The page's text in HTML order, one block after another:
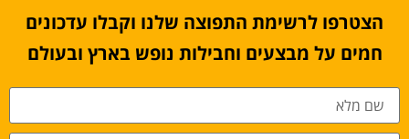
הצטרפו לרשימת התפוצה שלנו וקבלו עדכונים
חמים על מבצעים וחבילות נופש בארץ ובעולם